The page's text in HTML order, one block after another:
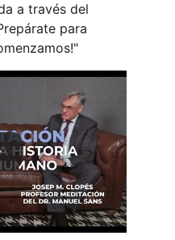
a través del
para